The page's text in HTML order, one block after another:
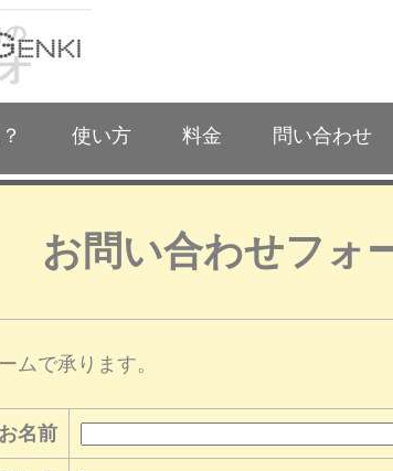
使い方 料金 問い合わせ
お問い合わせフォ
ムで承ります。
お名前